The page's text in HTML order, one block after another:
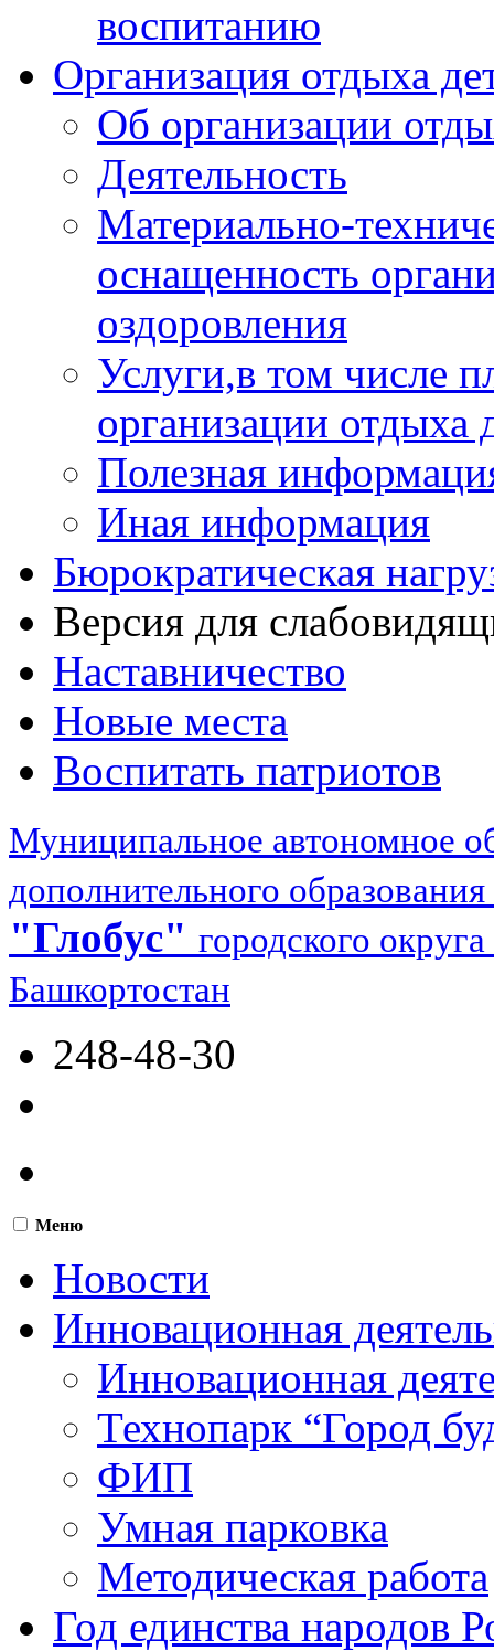
воспитанию
Организация отдыха
Об организации
Деятельность
Материально-
оснащенность
оздоровления
Услуги,в том числе
организации отдыха
Полезная
Иная информация
Бюрократическая
Версия для
Наставничество
Новые места
Воспитать патриотов
Муниципальное автономное
дополнительного образования
"Глобус" городского
Башкортостан
248-48-30
Меню
Новости
Инновационная
Инновационная
Технопарк “Город
ФИП
Умная парковка
Методическая работа
Год единства народов